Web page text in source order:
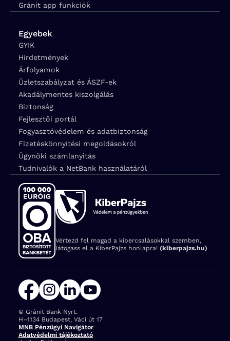
Gránit app funkciók
Egyebek
GYIK
Hirdetmények
Árfolyamok
Üzletszabályzat és ÁSZF-ek
Akadálymentes kiszolgálás
Biztonság
Fejlesztői portál
Fogyasztóvédelem és adatbiztonság
Fizetéskönnyítési megoldásokról
Ügynöki számlanyitás
Tudnivalók a NetBank használatáról
Vértezd fel magad a kibercsalásokkal szemben,
látogass el a KiberPajzs honlapra! (kiberpajzs.hu)
© Gránit Bank Nyrt.
Cím:
H–1134 Budapest, Váci út 17
MNB Pénzügyi Navigátor
Adatvédelmi tájékoztató